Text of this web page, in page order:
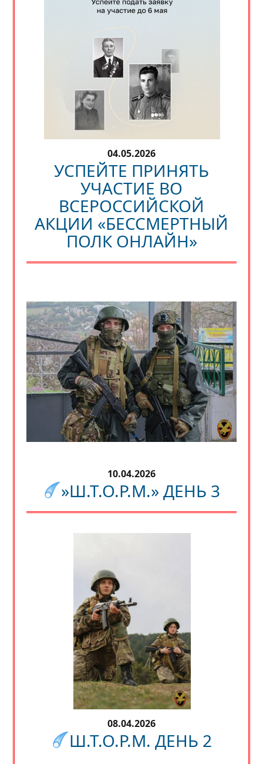
04.05.2026
УСПЕЙТЕ ПРИНЯТЬ
УЧАСТИЕ ВО
ВСЕРОССИЙСКОЙ
АКЦИИ «БЕССМЕРТНЫЙ
ПОЛК ОНЛАЙН»
10.04.2026
»Ш.Т.О.Р.М.» ДЕНЬ 3
08.04.2026
Ш.Т.О.Р.М. ДЕНЬ 2